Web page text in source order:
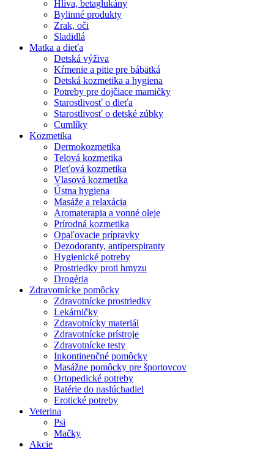
Hliva, betaglukány
Bylinné produkty
Zrak, oči
Sladidlá
Matka a dieťa
Detská výživa
Kŕmenie a pitie pre bábätká
Detská kozmetika a hygiena
Potreby pre dojčiace mamičky
Starostlivosť o dieťa
Starostlivosť o detské zúbky
Cumlíky
Kozmetika
Dermokozmetika
Telová kozmetika
Pleťová kozmetika
Vlasová kozmetika
Ústna hygiena
Masáže a relaxácia
Aromaterapia a vonné oleje
Prírodná kozmetika
Opaľovacie prípravky
Dezodoranty, antiperspiranty
Hygienické potreby
Prostriedky proti hmyzu
Drogéria
Zdravotnícke pomôcky
Zdravotnícke prostriedky
Lekárničky
Zdravotnícky materiál
Zdravotnícke prístroje
Zdravotnícke testy
Inkontinenčné pomôcky
Masážne pomôcky pre športovcov
Ortopedické potreby
Batérie do naslúchadiel
Erotické potreby
Veterina
Psi
Mačky
Akcie